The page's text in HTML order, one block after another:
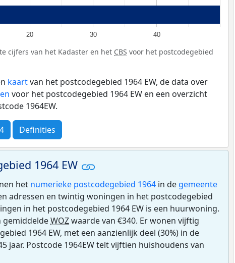
20 30 40
cijfers van het Kadaster en het CBS voor het postcodegebied
kaartvan het postcodegebied 1964 EW, de data over
voor het postcodegebied 1964 EW en een overzicht
1964EW.
Definities
1964 EW
het numerieke postcodegebied 1964 in de gemeente
adressen en twintig woningen in het postcodegebied
in het postcodegebied 1964 EW is een huurwoning.
gemiddeldeWOZwaarde van €340. Er wonen vijftig
1964 EW, met een aanzienlijk deel (30%) in de
jaar. Postcode 1964EW telt vijftien huishoudens van